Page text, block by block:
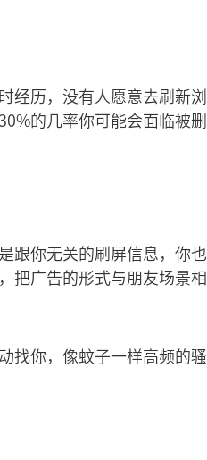
经历，没有人愿意去刷新
的几率你可能会面临被删
跟你无关的刷屏信息，你
把广告的形式与朋友场景
找你，像蚊子一样高频的骚